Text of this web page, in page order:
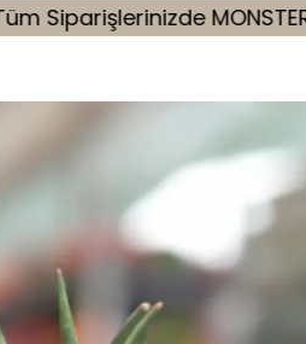
Hediye | 10.000 tl